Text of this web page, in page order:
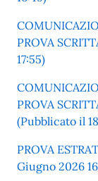
PROVA
17:55)
PROVA
(Pubblicato il
PROVA
Giugno 2026